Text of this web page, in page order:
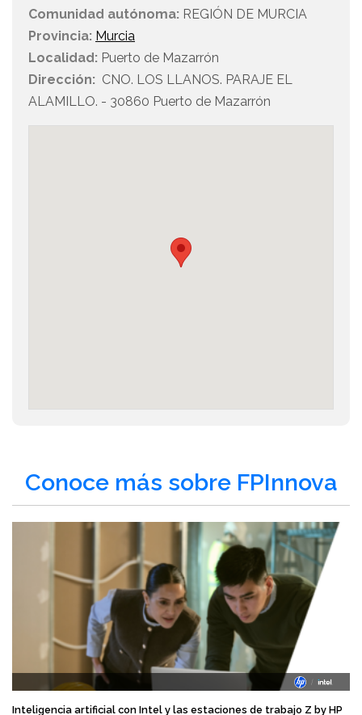
Comunidad autónoma: REGIÓN DE MURCIA
Provincia: Murcia
Localidad: Puerto de Mazarrón
Dirección: CNO. LOS LLANOS. PARAJE EL
ALAMILLO. - 30860 Puerto de Mazarrón
Conoce más sobre FPInnova
Inteligencia artificial con Intel y las estaciones de trabajo Z by HP